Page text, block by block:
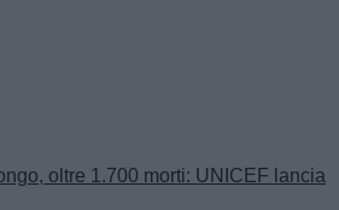
oltre 1.700 morti: UNICEF lancia